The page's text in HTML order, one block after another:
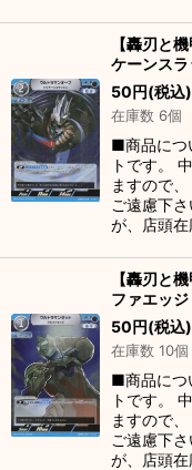
【轟刃と
ケーンス
50円(税込)
在庫数 6個
■商品につ
トです。
ますので
ご遠慮下
が、店頭
【轟刃と
ファエッ
50円(税込)
在庫数 10個
■商品につ
トです。
ますので
ご遠慮下
が、店頭